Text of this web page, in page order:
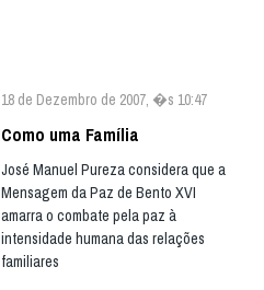
18 de Dezembro de 2007, �s 10:47
Como uma Família
José Manuel Pureza considera que a
Mensagem da Paz de Bento XVI
amarra o combate pela paz à
intensidade humana das relações
familiares